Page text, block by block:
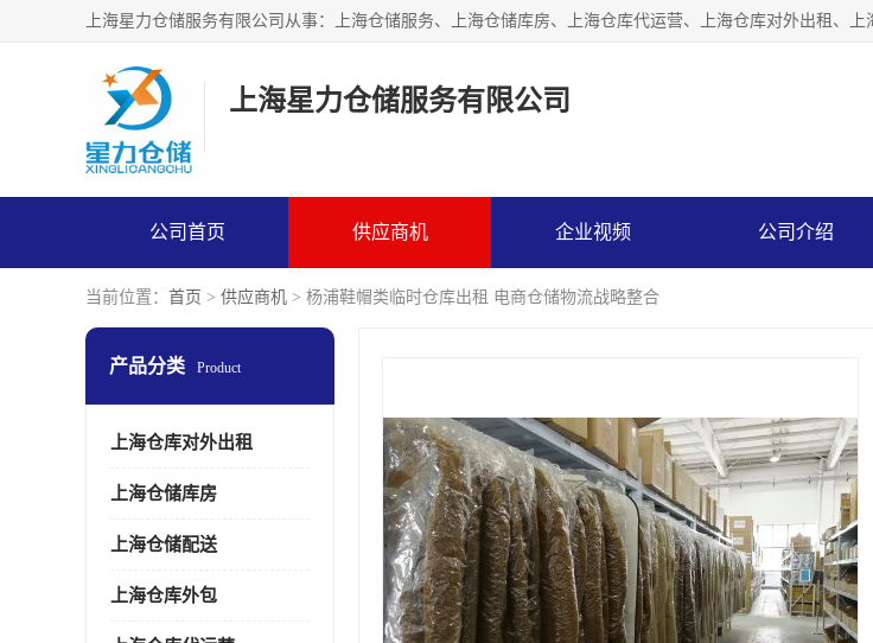
上海星力仓储服务有限公司
公司首页 供应商机 企业视频 公司介绍
当前位置： 首页 > 供应商机 > 杨浦鞋帽类临时仓库出租 电商仓储物流战略整合
产品分类 Product
上海仓库对外出租
上海仓储库房
上海仓储配送
上海仓库外包